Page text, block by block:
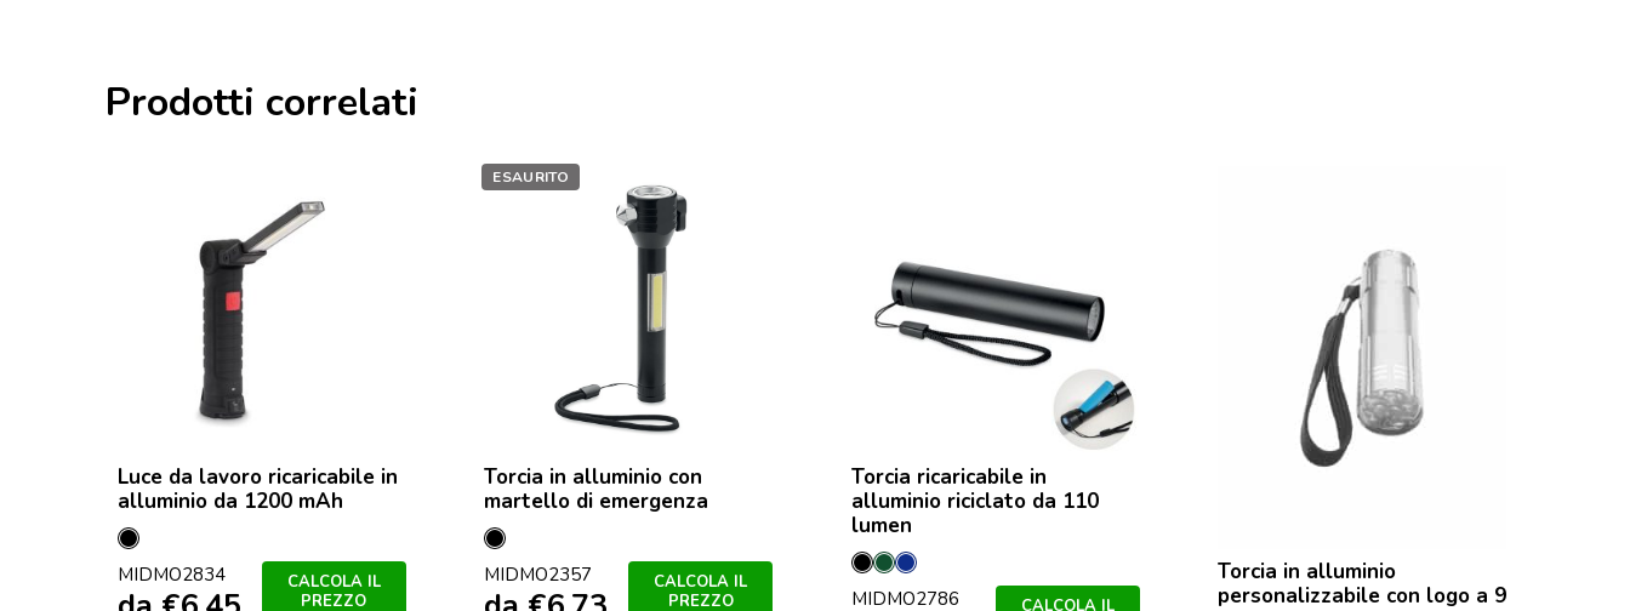
Prodotti correlati
Luce da lavoro ricaricabile in
alluminio da 1200 mAh
Nero
MIDMO2834
CALCOLA IL
PREZZO
ESAURITO
Torcia in alluminio con
martello di emergenza
Nero
MIDMO2357
CALCOLA IL
PREZZO
Torcia ricaricabile in
alluminio riciclato da 110
lumen
Nero
Verde
Scuro
Francese
Navy
MIDMO2786 CALCOLA IL
Torcia in alluminio
personalizzabile con logo a 9